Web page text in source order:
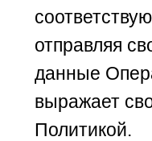
отправляя
данные
выражает
Политикой.